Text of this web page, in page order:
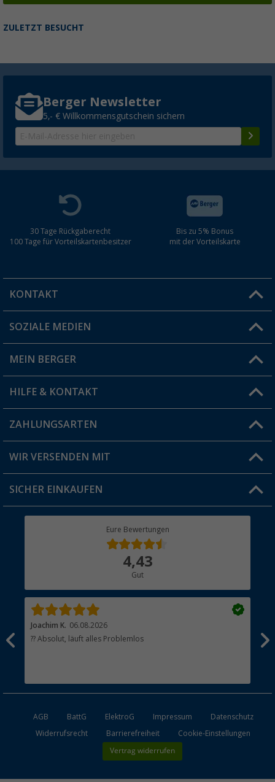
ZULETZT BESUCHT
Berger Newsletter
5,- € Willkommensgutschein sichern
30 Tage Rückgaberecht
100 Tage für Vorteilskartenbesitzer
Bis zu 5% Bonus
mit der Vorteilskarte
KONTAKT
Du hast eine Frage?
Filiale finden
SOZIALE MEDIEN
MEIN BERGER
Vorteilskarte
Blog
Jobs & Karriere
HILFE & KONTAKT
FAQ & Kontakt
Versandinformationen
Rücksendung
ZAHLUNGSARTEN
WIR VERSENDEN MIT
SICHER EINKAUFEN
Eure Bewertungen
4,43
Gut
Joachim K. 06.08.2026
?? Absolut, läuft alles Problemlos
AGB BattG ElektroG Impressum
Datenschutz
Widerrufsrecht
Barrierefreiheit Cookie-Einstellungen
Vertrag widerrufen